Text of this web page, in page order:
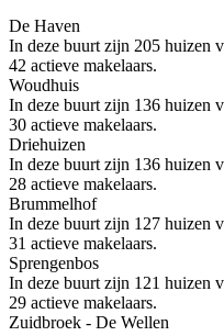
De Haven
In deze buurt zijn 205 huizen
42 actieve makelaars.
Woudhuis
In deze buurt zijn 136 huizen
30 actieve makelaars.
Driehuizen
In deze buurt zijn 136 huizen
28 actieve makelaars.
Brummelhof
In deze buurt zijn 127 huizen
31 actieve makelaars.
Sprengenbos
In deze buurt zijn 121 huizen
29 actieve makelaars.
Zuidbroek - De Wellen